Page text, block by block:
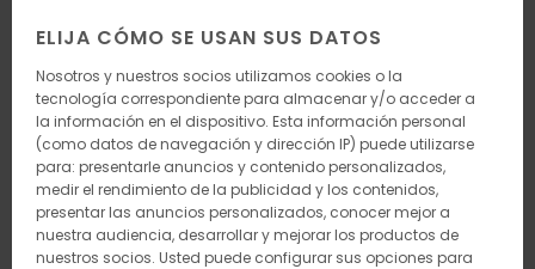
ELIJA CÓMO SE USAN SUS DATOS
Nosotros y nuestros socios utilizamos cookies o la
tecnología correspondiente para almacenar y/o acceder a
la información en el dispositivo. Esta información personal
(como datos de navegación y dirección IP) puede utilizarse
para: presentarle anuncios y contenido personalizados,
medir el rendimiento de la publicidad y los contenidos,
presentar las anuncios personalizados, conocer mejor a
nuestra audiencia, desarrollar y mejorar los productos de
nuestros socios. Usted puede configurar sus opciones para